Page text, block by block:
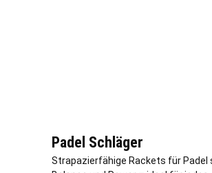
Padel Schläger
Strapazierfähige Rackets für Padel